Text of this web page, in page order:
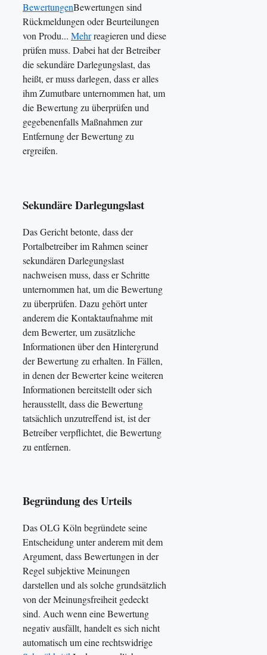
BewertungenBewertungen sind
Rückmeldungen oder Beurteilungen
von Produ... Mehrreagieren und diese
prüfen muss. Dabei hat der Betreiber
die sekundäre Darlegungslast, das
heißt, er muss darlegen, dass er alles
ihm Zumutbare unternommen hat, um
die Bewertung zu überprüfen und
gegebenenfalls Maßnahmen zur
Entfernung der Bewertung zu
ergreifen.
Sekundäre Darlegungslast
Das Gericht betonte, dass der
Portalbetreiber im Rahmen seiner
sekundären Darlegungslast
nachweisen muss, dass er Schritte
unternommen hat, um die Bewertung
zu überprüfen. Dazu gehört unter
anderem die Kontaktaufnahme mit
dem Bewerter, um zusätzliche
Informationen über den Hintergrund
der Bewertung zu erhalten. In Fällen,
in denen der Bewerter keine weiteren
Informationen bereitstellt oder sich
herausstellt, dass die Bewertung
tatsächlich unzutreffend ist, ist der
Betreiber verpflichtet, die Bewertung
zu entfernen.
Begründung des Urteils
Das OLG Köln begründete seine
Entscheidung unter anderem mit dem
Argument, dass Bewertungen in der
Regel subjektive Meinungen
darstellen und als solche grundsätzlich
von der Meinungsfreiheit gedeckt
sind. Auch wenn eine Bewertung
negativ ausfällt, handelt es sich nicht
automatisch um eine rechtswidrige